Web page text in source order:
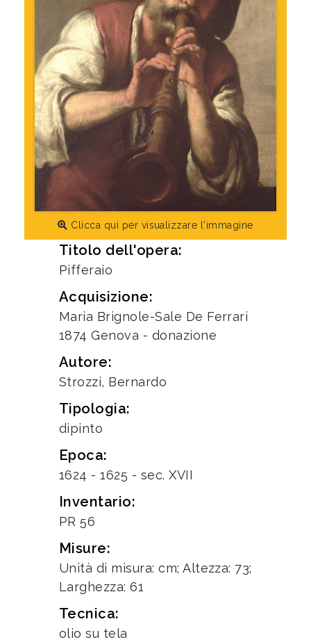
Clicca qui per visualizzare l'immagine
Titolo dell'opera:
Pifferaio
Acquisizione:
Maria Brignole-Sale De Ferrari
1874 Genova - donazione
Autore:
Strozzi, Bernardo
Tipologia:
dipinto
Epoca:
1624 - 1625 - sec. XVII
Inventario:
PR 56
Misure:
Unità di misura: cm; Altezza: 73;
Larghezza: 61
Tecnica:
olio su tela